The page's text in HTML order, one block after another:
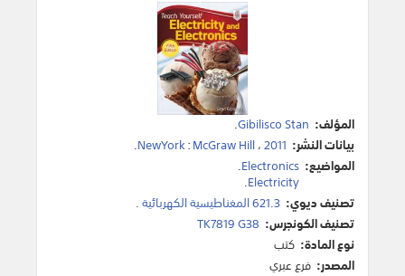
المؤلف: Gibilisco Stan
.
بيانات النشر:
NewYork:McGraw Hill،2011
.
المواضيع: Electronics
.
Electricity
.
تصنيف ديوي: 621.3 المغناطيسية الكهربائية .
تصنيف الكونجرس: TK7819 G38
نوع المادة: كتب
المصدر: فرع عبري